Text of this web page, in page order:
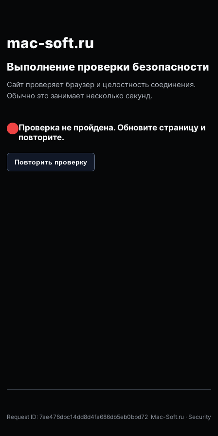
mac-soft.ru
Выполнение проверки безопасности
Сайт проверяет браузер и целостность соединения.
Обычно это занимает несколько секунд.
Проверка не пройдена. Обновите страницу и
повторите.
Повторить проверку
Request ID: 7ae476dbc14dd8d4fa686db5eb0bbd72 Mac-Soft.ru · Security